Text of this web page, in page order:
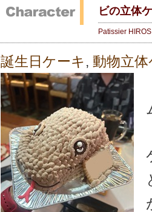
ビの立体
Patissier
誕生日ケーキ , 動物立